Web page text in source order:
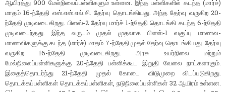
ஆயிரத்து 900 மேல்நிலைப்பள்ளிகளும் உள்ளன. இந்த பள்ளிகளில் கடந்த (மார்ச்)
மாதம் 16-ந்தேதி எஸ்.எஸ்.எல்.சி. தேர்வு தொடங்கியது. அந்த தேர்வு வருகிற 20-
ந்தேதி முடிவடைகிறது. பிளஸ்-2 தேர்வு மார்ச் 1-ந்தேதி தொடங்கி கடந்த 6-ந்தேதி
முடிவடைந்தது. இந்த வருடம் முதல் முதலாக பிளஸ்-1 வகுப்பு மாணவ-
மாணவிகளுக்கு கடந்த (மார்ச்) மாதம் 7-ந்தேதி முதல் தேர்வு தொடங்கியது. தேர்வு
வருகிற 16-ந்தேதி முடிவடைகிறது. அரசு உயர்நிலை மற்றும்
மேல்நிலைப்பள்ளிகளுக்கு 20-ந்தேதி பள்ளிக்கூட இறுதி வேலை நாட்களாகும்.
இதைத்தொடர்ந்து 21-ந்தேதி முதல் கோடை விடுமுறை விடப்படுகிறது.
தொடக்கப்பள்ளிகள் தொடக்கப்பள்ளிகள், நடுநிலைப்பள்ளிகள் 32 ஆயிரம் உள்ளன.